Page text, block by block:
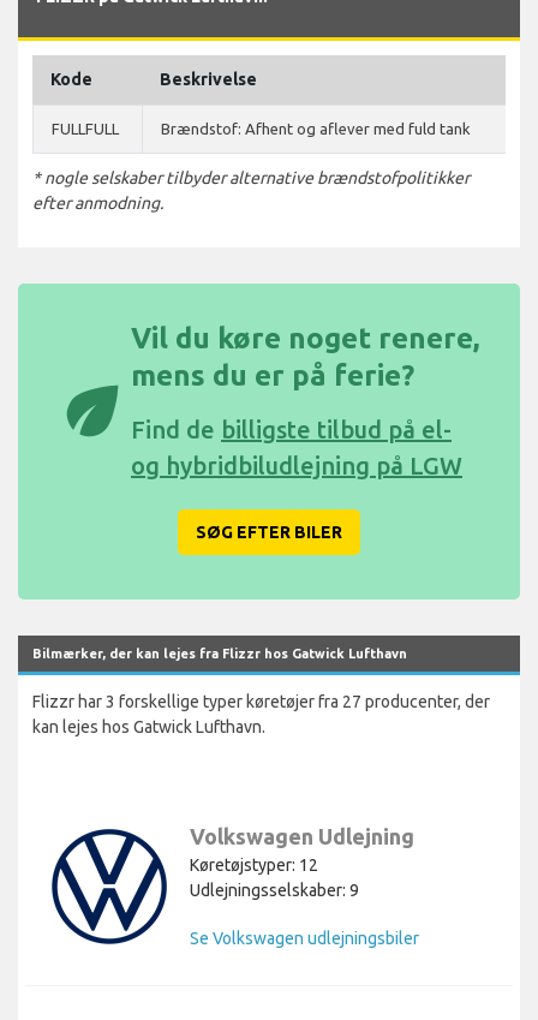
Kode Beskrivelse
FULLFULL Brændstof: Afhent og aflever med fuld tank
* nogle selskaber tilbyder alternative brændstofpolitikker
efter anmodning.
eco
Vil du køre noget renere,
mens du er på ferie?
Find de billigste tilbud på el-
og hybridbiludlejning på LGW
SØG EFTER BILER
Bilmærker, der kan lejes fra Flizzr hos Gatwick Lufthavn
Flizzr har 3 forskellige typer køretøjer fra 27 producenter, der
kan lejes hos Gatwick Lufthavn.
Volkswagen Udlejning
Køretøjstyper: 12
Udlejningsselskaber: 9
Se Volkswagen udlejningsbiler